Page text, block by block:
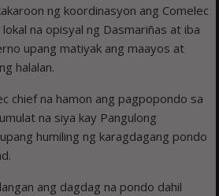
ng koordinasyon ang Comelec
na opisyal ng Dasmariñas at iba
upang matiyak ang maayos at
halalan.
chief na hamon ang pagpopondo sa
na siya kay Pangulong
humiling ng karagdagang pondo
ang dagdag na pondo dahil